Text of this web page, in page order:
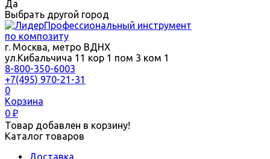
Да
Выбрать другой город
Профессиональный инструмент
по композиту
г. Москва, метро ВДНХ
ул.Кибальчича 11 кор 1 пом 3 ком 1
8-800-350-6003
+7(495) 970-21-31
0
Корзина
0 ₽
Товар добавлен в корзину!
Каталог товаров
Доставка